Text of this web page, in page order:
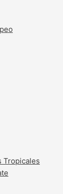
Tropicales